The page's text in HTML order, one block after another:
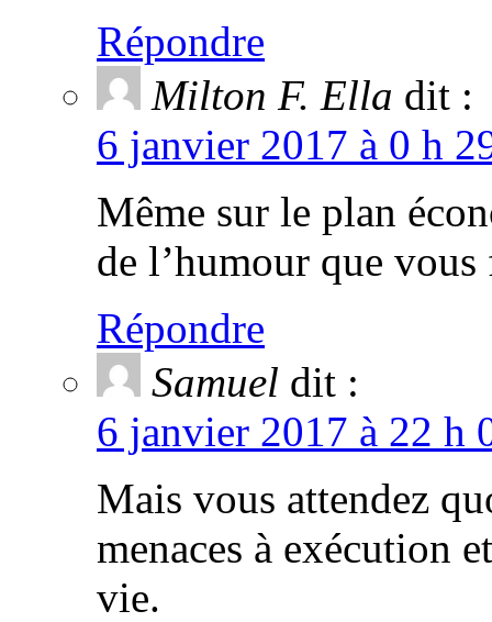
Répondre
Milton F. Ella dit :
6 janvier 2017 à 0 h
Même sur le plan
de l’humour que vous
Répondre
Samuel dit :
6 janvier 2017 à 22 h
Mais vous attendez
menaces à exécution
vie.